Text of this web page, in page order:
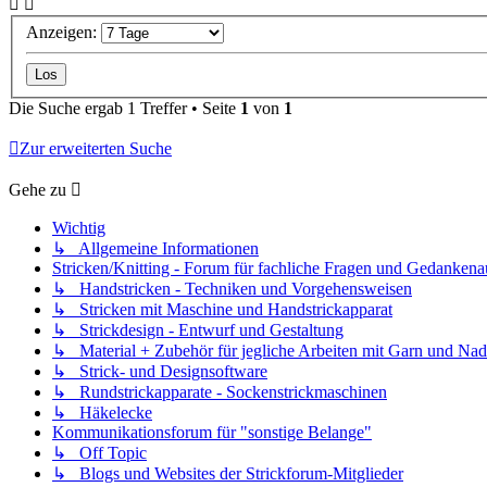
Anzeigen:
Die Suche ergab 1 Treffer • Seite 1 von 1
Zur erweiterten Suche
Gehe zu
Wichtig
↳ Allgemeine Informationen
Stricken/Knitting - Forum für fachliche Fragen und
↳ Handstricken - Techniken und Vorgehensweisen
↳ Stricken mit Maschine und Handstrickapparat
↳ Strickdesign - Entwurf und Gestaltung
↳ Material + Zubehör für jegliche Arbeiten mit Garn und
↳ Strick- und Designsoftware
↳ Rundstrickapparate - Sockenstrickmaschinen
↳ Häkelecke
Kommunikationsforum für "sonstige Belange"
↳ Off Topic
↳ Blogs und Websites der Strickforum-Mitglieder